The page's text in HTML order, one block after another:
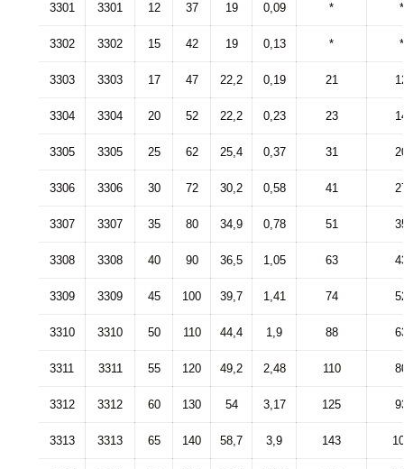
3301 3301 12 37 19 0,09 * *
3302 3302 15 42 19 0,13 * *
3303 3303 17 47 22,2 0,19 21
3304 3304 20 52 22,2 0,23 23
3305 3305 25 62 25,4 0,37 31
3306 3306 30 72 30,2 0,58 41
3307 3307 35 80 34,9 0,78 51
3308 3308 40 90 36,5 1,05 63
3309 3309 45 100 39,7 1,41 74
3310 3310 50 110 44,4 1,9 88
3311 3311 55 120 49,2 2,48 110
3312 3312 60 130 54 3,17 125
3313 3313 65 140 58,7 3,9 143